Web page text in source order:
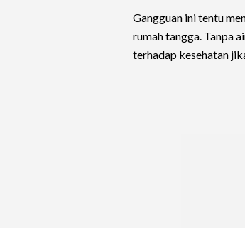
Gangguan ini tentu
rumah tangga. Tanpa
terhadap kesehatan